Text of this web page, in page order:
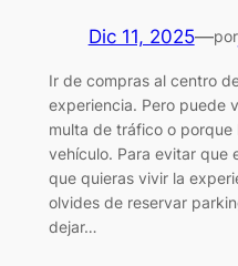
Dic 11, 2025—por
Ir de compras al centro
experiencia. Pero puede
multa de tráfico o
vehículo. Para evitar que
que quieras vivir la
olvides de reservar
dejar…